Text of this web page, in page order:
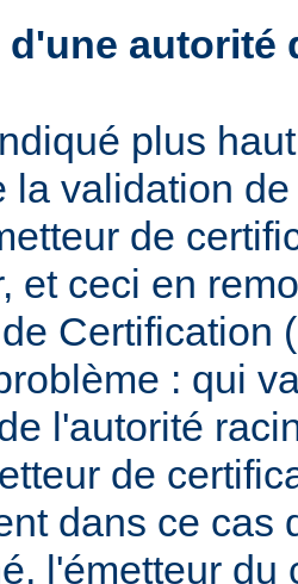
d'une autorité
plus
la validation
de
et ceci en
Certification
: qui
l'autorité
de
dans ce cas
l'émetteur du